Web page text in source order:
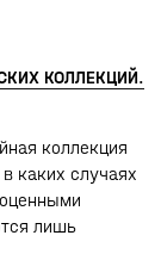
КОЛЛЕКЦИЙ.
коллекция
каких случаях
лишь